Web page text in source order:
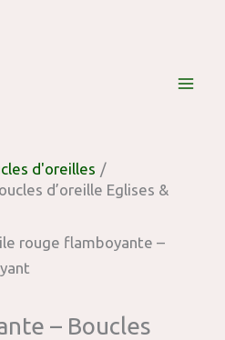
d'oreilles
d’oreille Eglises &
– Boucles